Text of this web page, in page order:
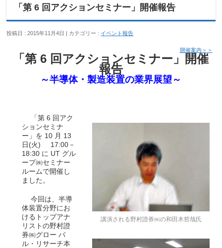
「第 6 回アクションセミナー」開催報告
投稿日 : 2015年11月4日 | カテゴリー : イベント報告
開催案内＞＞
「第 6 回アクションセミナー」開催
報告
～半導体・製造装置の業界展望～
講演される野村證券㈱の和田木哲哉氏
「第 6 回アク
ションセミナ
ー」を 10 月 13
日(火) 17:00－
18:30 に UT グル
ープ㈱セミナー
ルームで開催し
ました。
今回は、半導
体装置分野にお
けるトップアナ
リストの野村證
券㈱グロー バ
ル・リサーチ本